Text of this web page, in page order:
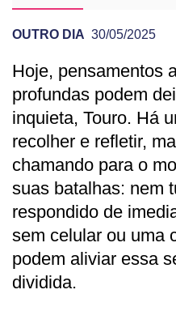
OUTRO DIA 30/05/2025
PREVISÃO DE
Hoje, pensamentos
profundas podem
inquieta, Touro. Há
recolher e refletir,
chamando para o
suas batalhas: nem
respondido de
sem celular ou uma
podem aliviar essa
dividida.